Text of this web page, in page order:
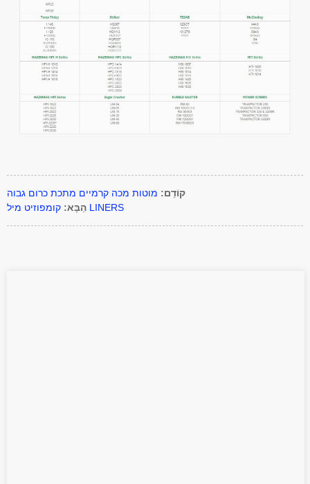
קוֹדֵם: מוטות מכה קרמיים מתכת כרום גבוה
הַבָּא: קומפוזיט מיל LINERS